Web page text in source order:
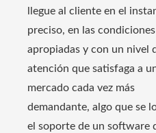
llegue al cliente en el
preciso, en las condiciones
apropiadas y con un nivel
atención que satisfaga a
mercado cada vez más
demandante, algo que se
el soporte de un software